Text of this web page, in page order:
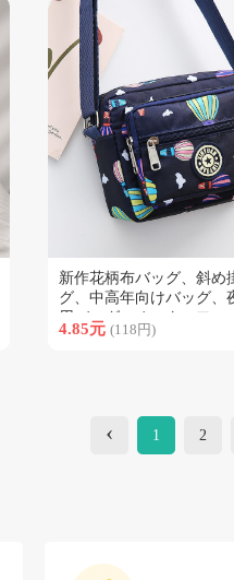
類似商品
新作花柄布バッグ、斜め
グ、中高年向けバッグ、
用バッグ、オックスフォ
ョルダーバッグ、女性用
4.85元 (118円)
‹ 1 2